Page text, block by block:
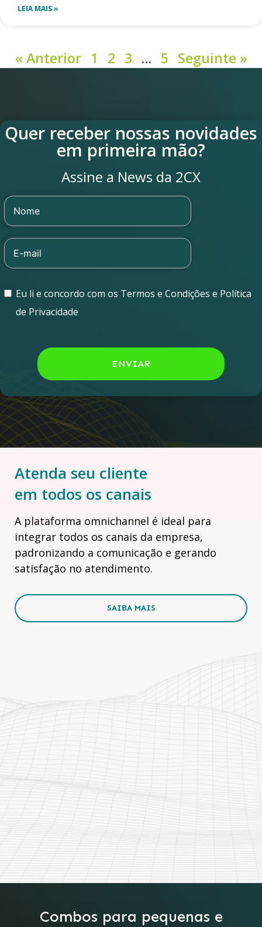
LEIA MAIS »
« Anterior 1 2 3 … 5 Seguinte »
Quer receber nossas novidades
em primeira mão?
Assine a News da 2CX
Eu li e concordo com os Termos e Condições e Política
de Privacidade
ENVIAR
Atenda seu cliente
em todos os canais
A plataforma omnichannel é ideal para
integrar todos os canais da empresa,
padronizando a comunicação e gerando
satisfação no atendimento.
SAIBA MAIS
Combos para pequenas e